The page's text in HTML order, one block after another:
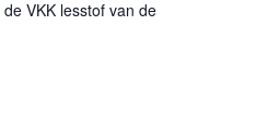
VKK lesstof van de